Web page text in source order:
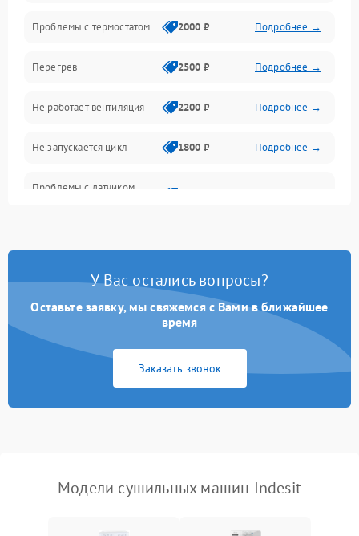
Программное обеспечение
Датчики
Безопасность
Проблемы с термостатом 2000 ₽ Подробнее →
Перегрев 2500 ₽ Подробнее →
Не работает вентиляция 2200 ₽ Подробнее →
Не запускается цикл 1800 ₽ Подробнее →
Проблемы с датчиком
Проблемы с блоком
1800 ₽ Подробнее →
Не завершает программу Подробнее →
1500 ₽ Подробнее →
У Вас остались вопросы?
Оставьте заявку, мы свяжемся с Вами в ближайшее
время
Заказать звонок
Модели сушильных машин Indesit